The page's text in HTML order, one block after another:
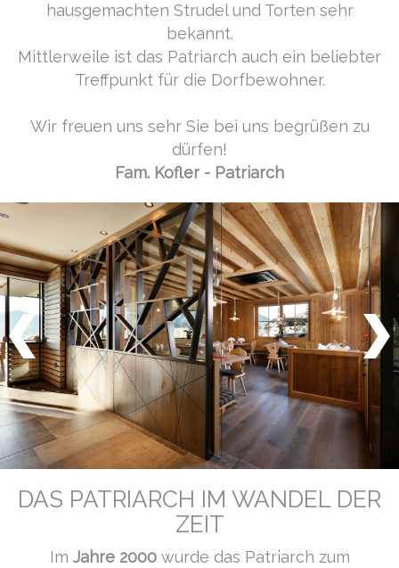
hausgemachten Strudel und Torten sehr
bekannt.
Mittlerweile ist das Patriarch auch ein beliebter
Treffpunkt für die Dorfbewohner.
Wir freuen uns sehr Sie bei uns begrüßen zu
dürfen!
Fam. Kofler - Patriarch
DAS PATRIARCH IM WANDEL DER
ZEIT
Im Jahre 2000wurde das Patriarch zum